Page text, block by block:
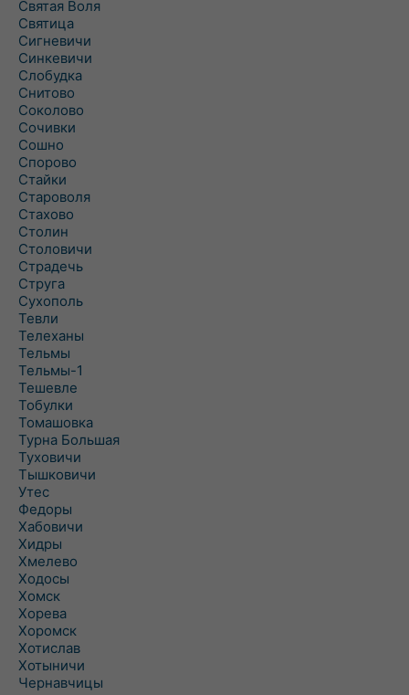
Святая Воля
Святица
Сигневичи
Синкевичи
Слобудка
Снитово
Соколово
Сочивки
Сошно
Спорово
Стайки
Староволя
Стахово
Столин
Столовичи
Страдечь
Струга
Сухополь
Тевли
Телеханы
Тельмы
Тельмы-1
Тешевле
Тобулки
Томашовка
Турна Большая
Туховичи
Тышковичи
Утес
Федоры
Хабовичи
Хидры
Хмелево
Ходосы
Хомск
Хорева
Хоромск
Хотислав
Хотыничи
Чернавчицы